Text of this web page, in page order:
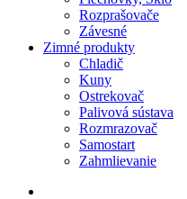
Rozprašovače
Závesné
Zimné produkty
Chladič
Kuny
Ostrekovač
Palivová sústava
Rozmrazovač
Samostart
Zahmlievanie